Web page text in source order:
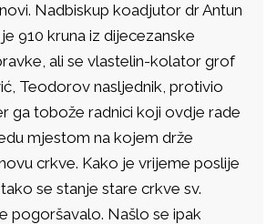
Nadbiskup koadjutor dr Antun
910 kruna iz dijecezanske
ali se vlastelin-kolator grof
Teodorov nasljednik, protivio
ga tobože radnici koji ovdje rade
mjestom na kojem drže
crkve. Kako je vrijeme poslije
se stanje stare crkve sv.
pogoršavalo. Našlo se ipak